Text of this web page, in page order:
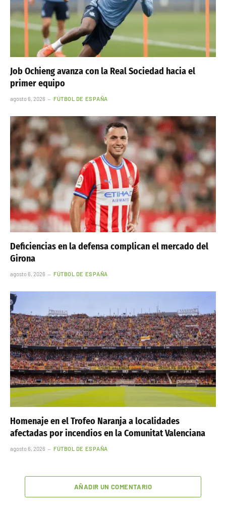
Job Ochieng avanza con la Real Sociedad hacia el
primer equipo
agosto 6, 2026 FÚTBOL DE ESPAÑA
Deficiencias en la defensa complican el mercado del
Girona
agosto 6, 2026 FÚTBOL DE ESPAÑA
Homenaje en el Trofeo Naranja a localidades
afectadas por incendios en la Comunitat Valenciana
agosto 6, 2026 FÚTBOL DE ESPAÑA
AÑADIR UN COMENTARIO